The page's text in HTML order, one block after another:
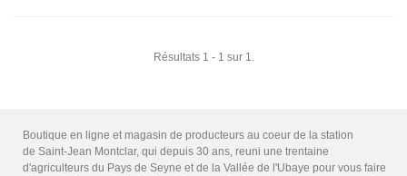
Résultats 1 - 1 sur 1.
Boutique en ligne et magasin de producteurs au coeur de la station
de Saint-Jean Montclar, qui depuis 30 ans, reuni une trentaine
d'agriculteurs du Pays de Seyne et de la Vallée de l'Ubaye pour vous faire